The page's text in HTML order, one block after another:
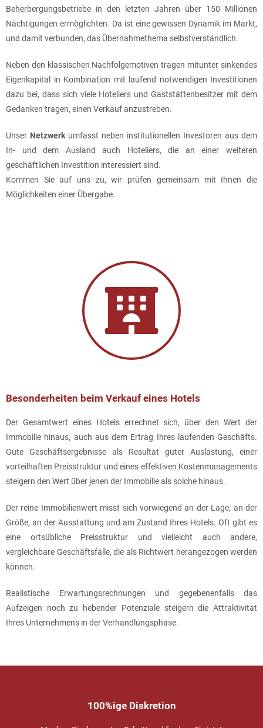
Beherbergungsbetriebe in den letzten Jahren über 150 Millionen
Nächtigungen ermöglichten. Da ist eine gewissen Dynamik im Markt,
und damit verbunden, das Übernahmethema selbstverständlich.
Neben den klassischen Nachfolgemotiven tragen mitunter sinkendes
Eigenkapital in Kombination mit laufend notwendigen Investitionen
dazu bei, dass sich viele Hoteliers und Gaststättenbesitzer mit dem
Gedanken tragen, einen Verkauf anzustreben.
Unser Netzwerkumfasst neben institutionellen Investoren aus dem
In- und dem Ausland auch Hoteliers, die an einer weiteren
geschäftlichen Investition interessiert sind.
Kommen Sie auf uns zu, wir prüfen gemeinsam mit Ihnen die
Möglichkeiten einer Übergabe.
Besonderheiten beim Verkauf eines Hotels
Der Gesamtwert eines Hotels errechnet sich, über den Wert der
Immobilie hinaus, auch aus dem Ertrag Ihres laufenden Geschäfts.
Gute Geschäftsergebnisse als Resultat guter Auslastung, einer
vorteilhaften Preisstruktur und eines effektiven Kostenmanagements
steigern den Wert über jenen der Immobilie als solche hinaus.
Der reine Immobilienwert misst sich vorwiegend an der Lage, an der
Größe, an der Ausstattung und am Zustand Ihres Hotels. Oft gibt es
eine ortsübliche Preisstruktur und vielleicht auch andere,
vergleichbare Geschäftsfälle, die als Richtwert herangezogen werden
können.
Realistische Erwartungsrechnungen und gegebenenfalls das
Aufzeigen noch zu hebender Potenziale steigern die Attraktivität
Ihres Unternehmens in der Verhandlungsphase.
100%ige Diskretion